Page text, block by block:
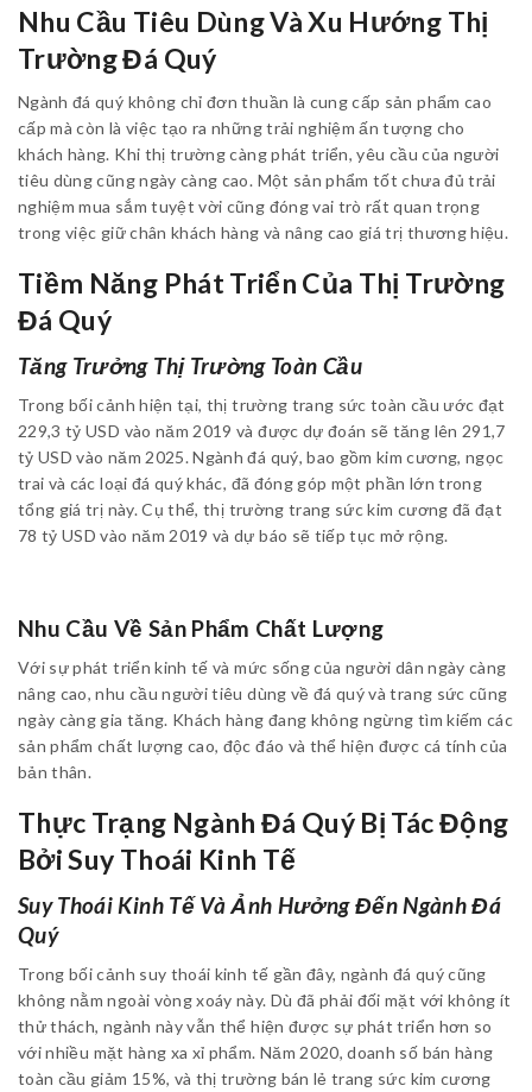
Nhu Cầu Tiêu Dùng Và Xu Hướng Thị
Trường Đá Quý
Ngành đá quý không chỉ đơn thuần là cung cấp sản phẩm cao
cấp mà còn là việc tạo ra những trải nghiệm ấn tượng cho
khách hàng. Khi thị trường càng phát triển, yêu cầu của người
tiêu dùng cũng ngày càng cao. Một sản phẩm tốt chưa đủ trải
nghiệm mua sắm tuyệt vời cũng đóng vai trò rất quan trọng
trong việc giữ chân khách hàng và nâng cao giá trị thương hiệu.
Tiềm Năng Phát Triển Của Thị Trường
Đá Quý
Tăng Trưởng Thị Trường Toàn Cầu
Trong bối cảnh hiện tại, thị trường trang sức toàn cầu ước đạt
229,3 tỷ USD vào năm 2019 và được dự đoán sẽ tăng lên 291,7
tỷ USD vào năm 2025. Ngành đá quý, bao gồm kim cương, ngọc
trai và các loại đá quý khác, đã đóng góp một phần lớn trong
tổng giá trị này. Cụ thể, thị trường trang sức kim cương đã đạt
78 tỷ USD vào năm 2019 và dự báo sẽ tiếp tục mở rộng.
Nhu Cầu Về Sản Phẩm Chất Lượng
Với sự phát triển kinh tế và mức sống của người dân ngày càng
nâng cao, nhu cầu người tiêu dùng về đá quý và trang sức cũng
ngày càng gia tăng. Khách hàng đang không ngừng tìm kiếm các
sản phẩm chất lượng cao, độc đáo và thể hiện được cá tính của
bản thân.
Thực Trạng Ngành Đá Quý Bị Tác Động
Bởi Suy Thoái Kinh Tế
Suy Thoái Kinh Tế Và Ảnh Hưởng Đến Ngành Đá
Quý
Trong bối cảnh suy thoái kinh tế gần đây, ngành đá quý cũng
không nằm ngoài vòng xoáy này. Dù đã phải đối mặt với không ít
thử thách, ngành này vẫn thể hiện được sự phát triển hơn so
với nhiều mặt hàng xa xỉ phẩm. Năm 2020, doanh số bán hàng
toàn cầu giảm 15%, và thị trường bán lẻ trang sức kim cương